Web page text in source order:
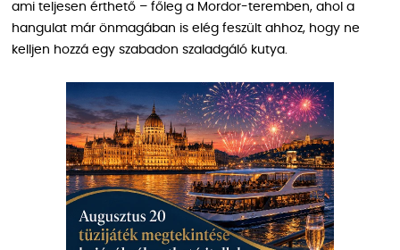
ami teljesen érthető – főleg a Mordor-teremben, ahol a
hangulat már önmagában is elég feszült ahhoz, hogy ne
kelljen hozzá egy szabadon szaladgáló kutya.